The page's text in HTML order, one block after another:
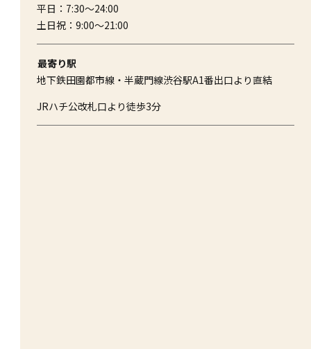
平日：7:30～24:00
土日祝：9:00～21:00
最寄り駅
地下鉄田園都市線・半蔵門線渋谷駅A1番出口より直結
JRハチ公改札口より徒歩3分